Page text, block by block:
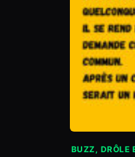
BUZZ, DRÔLE